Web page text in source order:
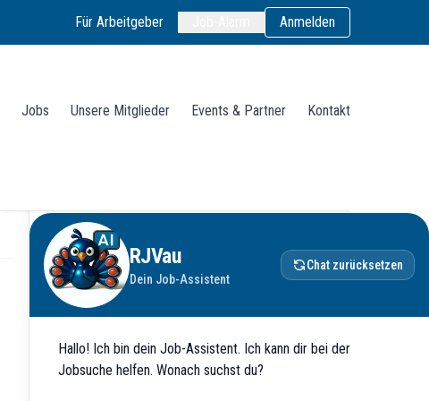
Für Arbeitgeber Anmelden
Jobs Unsere Mitglieder Events & Partner Kontakt
RJVau
Dein Job-Assistent
Chat zurücksetzen
Hallo! Ich bin dein Job-Assistent. Ich kann dir bei der
Jobsuche helfen. Wonach suchst du?